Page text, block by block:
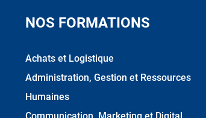
NOS FORMATIONS
Achats et Logistique
Administration, Gestion et Ressources
Humaines